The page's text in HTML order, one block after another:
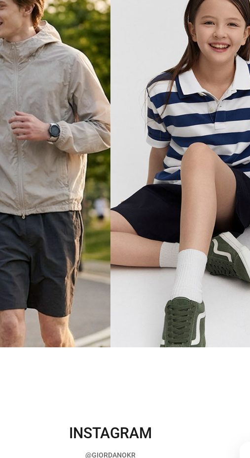
INSTAGRAM
@GIORDANOKR